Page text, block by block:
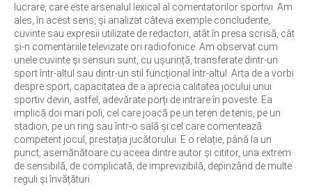
lucrare, care este arsenalul lexical al comentatorilor sportivi. Am
ales, în acest sens, și analizat câteva exemple concludente,
cuvinte sau expresii utilizate de redactori, atât în presa scrisă, cât
și-n comentariile televizate ori radiofonice. Am observat cum
unele cuvinte și sensuri sunt, cu ușurință, transferate dintr-un
sport într-altul sau dintr-un stil funcțional într-altul. Arta de a vorbi
despre sport, capacitatea de a aprecia calitatea jocului unui
sportiv devin, astfel, adevărate porți de intrare în poveste. Ea
implică doi mari poli, cel care joacă pe un teren de tenis, pe un
stadion, pe un ring sau într-o sală și cel care comentează
competent jocul, prestația jucătorului. E o relație, până la un
punct, asemănătoare cu aceea dintre autor și cititor, una extrem
de sensibilă, de complicată, de imprevizibilă, depinzând de multe
reguli și învățături.